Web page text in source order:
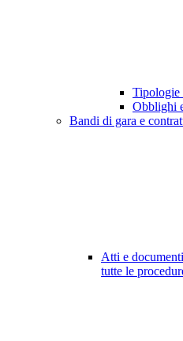
Obblighi
Bandi di gara e
Atti e
tutte le